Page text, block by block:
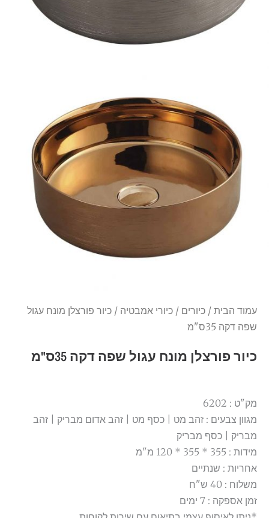
עמוד הבית / כיורים / כיורי אמבטיה / כיור פורצלן מונח עגול
שפה דקה 35ס"מ
כיור פורצלן מונח עגול שפה דקה 35ס"מ
מק"ט : 6202
מגוון צבעים : זהב מט | כסף מט | זהב אדום מבריק | זהב
מבריק | כסף מבריק
מידות : 355 * 355 * 120 מ"מ
אחריות : שנתיים
משלוח : 40 ש"ח
זמן אספקה : 7 ימים